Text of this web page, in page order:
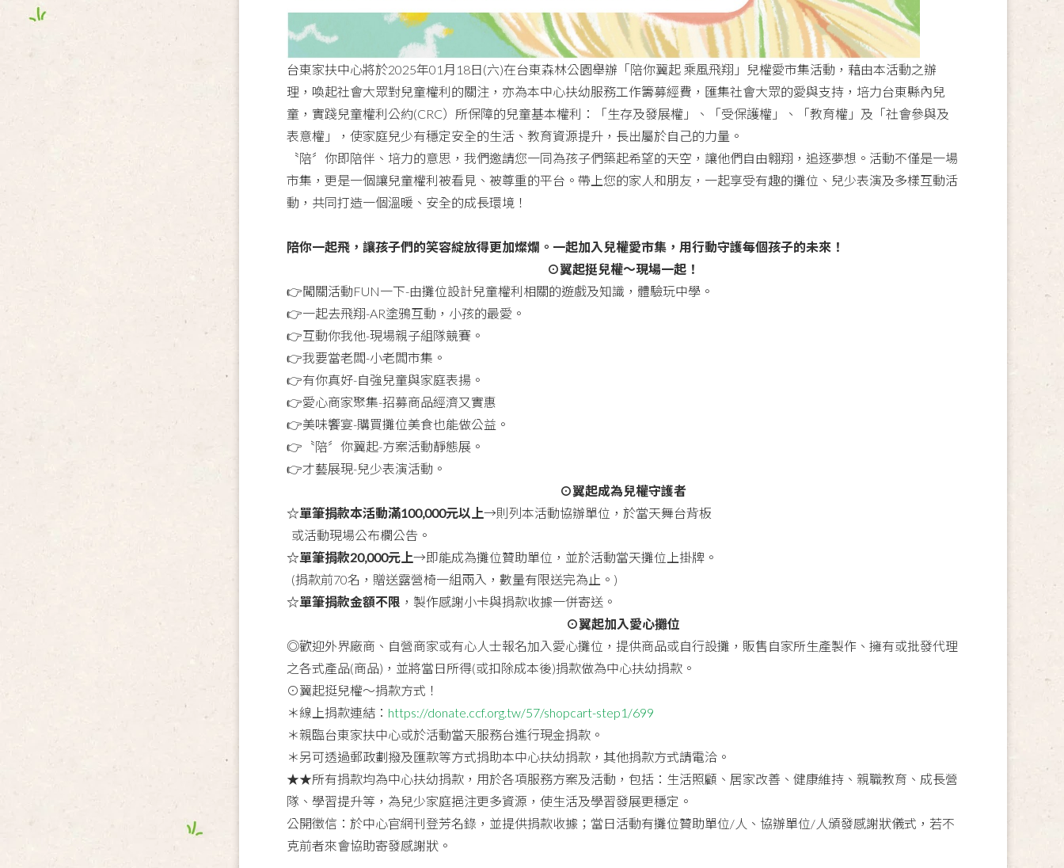
台東家扶中心將於2025年01月18日(六)在台東森林公園舉辦「陪你翼起 乘風飛翔」兒權愛市集活動，藉由本活動之辦
理，喚起社會大眾對兒童權利的關注，亦為本中心扶幼服務工作籌募經費，匯集社會大眾的愛與支持，培力台東縣內兒
童，實踐兒童權利公約(CRC）所保障的兒童基本權利：「生存及發展權」、「受保護權」、「教育權」及「社會參與及
表意權」，使家庭兒少有穩定安全的生活、教育資源提升，長出屬於自己的力量。
〝陪〞你即陪伴、培力的意思，我們邀請您一同為孩子們築起希望的天空，讓他們自由翱翔，追逐夢想。活動不僅是一場
市集，更是一個讓兒童權利被看見、被尊重的平台。帶上您的家人和朋友，一起享受有趣的攤位、兒少表演及多樣互動活
動，共同打造一個溫暖、安全的成長環境！
陪你一起飛，讓孩子們的笑容綻放得更加燦爛。一起加入兒權愛市集，用行動守護每個孩子的未來！
⊙翼起挺兒權～現場一起！
👉闖關活動FUN一下-由攤位設計兒童權利相關的遊戲及知識，體驗玩中學。
👉一起去飛翔-AR塗鴉互動，小孩的最愛。
👉互動你我他-現場親子組隊競賽。
👉我要當老闆-小老闆市集。
👉有你真好-自強兒童與家庭表揚。
👉愛心商家聚集-招募商品經濟又實惠
👉美味饗宴-購買攤位美食也能做公益。
👉〝陪〞你翼起-方案活動靜態展。
👉才藝展現-兒少表演活動。
⊙翼起成為兒權守護者
☆單筆捐款本活動滿100,000元以上→則列本活動協辦單位，於當天舞台背板
或活動現場公布欄公告。
☆單筆捐款20,000元上→即能成為攤位贊助單位，並於活動當天攤位上掛牌。
(捐款前70名，贈送露營椅一組兩入，數量有限送完為止。)
☆單筆捐款金額不限 ，製作感謝小卡與捐款收據一併寄送。
⊙翼起加入愛心攤位
◎歡迎外界廠商、自營商家或有心人士報名加入愛心攤位，提供商品或自行設攤，販售自家所生產製作、擁有或批發代理
之各式產品(商品)，並將當日所得(或扣除成本後)捐款做為中心扶幼捐款。
⊙翼起挺兒權～捐款方式！
＊線上捐款連結： https://donate.ccf.org.tw/57/shopcart-step1/699
＊親臨台東家扶中心或於活動當天服務台進行現金捐款。
＊另可透過郵政劃撥及匯款等方式捐助本中心扶幼捐款，其他捐款方式請電洽。
★★所有捐款均為中心扶幼捐款，用於各項服務方案及活動，包括：生活照顧、居家改善、健康維持、親職教育、成長營
隊、學習提升等，為兒少家庭挹注更多資源，使生活及學習發展更穩定。
公開徵信：於中心官網刊登芳名錄，並提供捐款收據；當日活動有攤位贊助單位/人、協辦單位/人頒發感謝狀儀式，若不
克前者來會協助寄發感謝狀。